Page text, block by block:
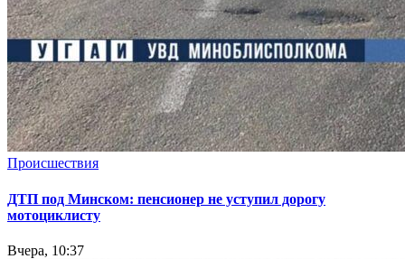
Происшествия
ДТП под Минском: пенсионер не уступил дорогу
мотоциклисту
Вчера, 10:37